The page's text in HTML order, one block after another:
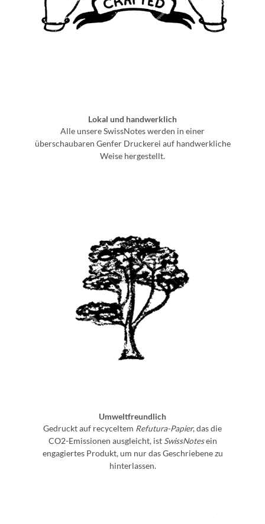
Lokal und handwerklich
Alle unsere SwissNotes werden in einer
überschaubaren Genfer Druckerei auf handwerkliche
Weise hergestellt.
Umweltfreundlich
Gedruckt auf recyceltem Refutura-Papier, das die
CO2-Emissionen ausgleicht, ist SwissNotesein
engagiertes Produkt, um nur das Geschriebene zu
hinterlassen.